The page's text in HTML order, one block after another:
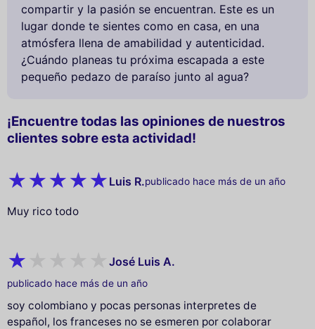
¡Encuentre todas las opiniones de nuestros
clientes sobre esta actividad!
Luis R.publicado hace más de un año
Muy rico todo
José Luis A.
publicado hace más de un año
soy colombiano y pocas personas interpretes de
español, los franceses no se esmeren por colaborar
compartir y la pasión se encuentran. Este es un
lugar donde te sientes como en casa, en una
atmósfera llena de amabilidad y autenticidad.
¿Cuándo planeas tu próxima escapada a este
pequeño pedazo de paraíso junto al agua?